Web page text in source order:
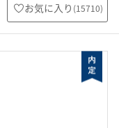
お気に入り (15710)